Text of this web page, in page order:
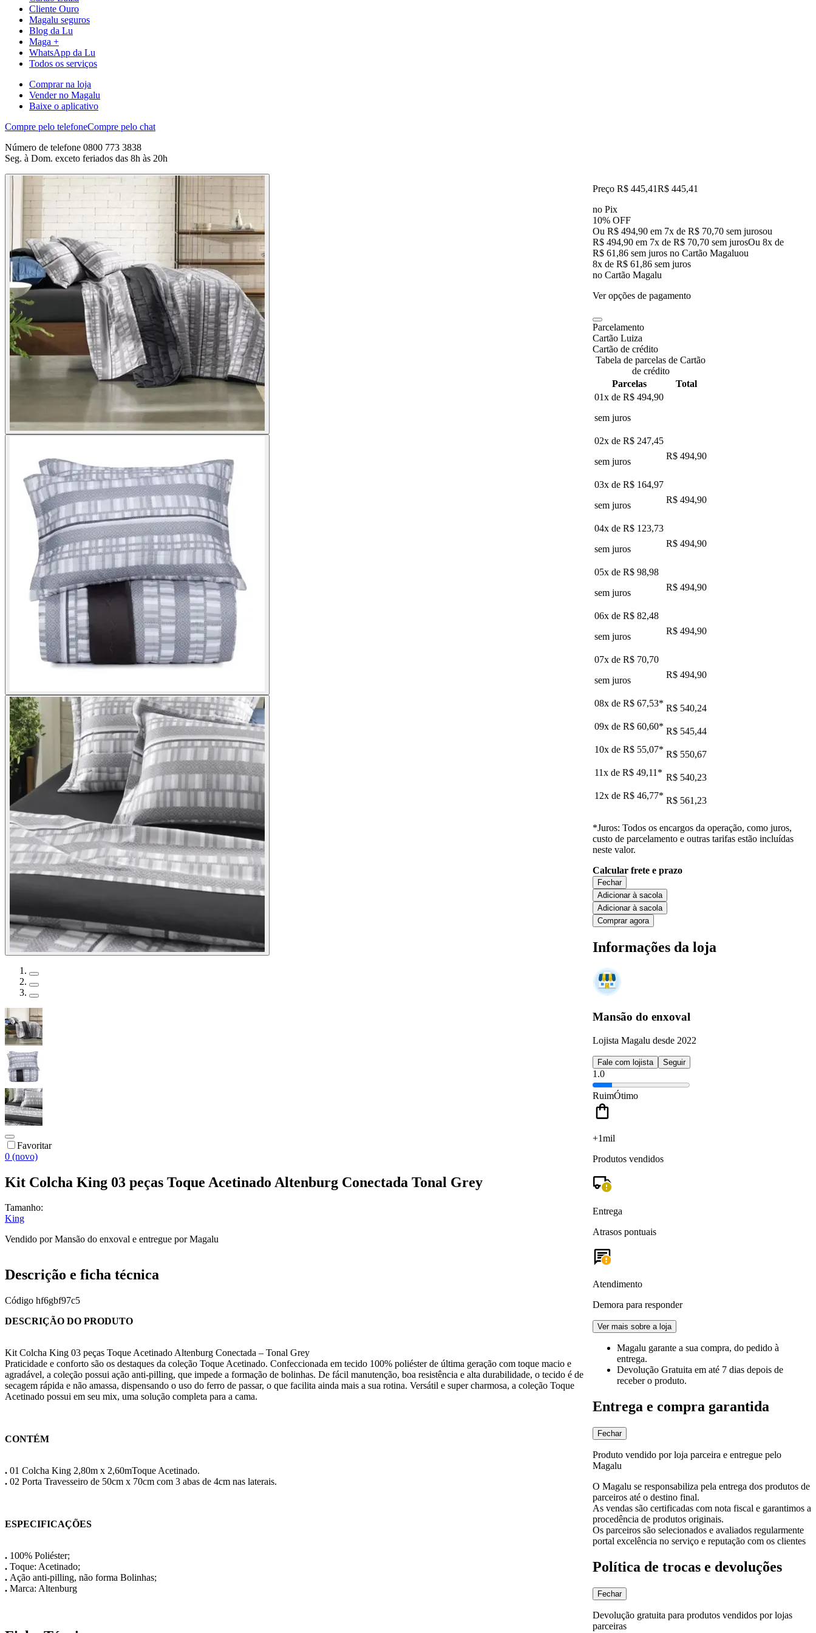
Cliente Ouro
Magalu seguros
Blog da Lu
Maga +
WhatsApp da Lu
Todos os serviços
Comprar na loja
Vender no Magalu
Baixe o aplicativo
Compre pelo telefoneCompre pelo chat
Número de telefone 0800 773 3838
Seg. à Dom. exceto feriados das 8h às 20h
Favoritar
0 (novo)
Kit Colcha King 03 peças Toque Acetinado Altenburg Conectada Tonal Grey
Tamanho:
King
Vendido porMansão do enxoval e entregue por Magalu
Preço R$ 445,41R$ 445,41
no Pix
10% OFF
Ou R$ 494,90 em 7x de R$ 70,70 sem jurosou
R$ 494,90 em 7x de R$ 70,70 sem jurosOu 8x de
R$ 61,86 sem juros no Cartão Magaluou
8x de R$ 61,86 sem juros
no Cartão Magalu
Ver opções de pagamento
Parcelamento
Cartão Luiza
Cartão de crédito
Tabela de parcelas de Cartão
de crédito
Parcelas
Total
01x de R$ 494,90
sem juros
02x de R$ 247,45
sem juros
R$ 494,90
03x de R$ 164,97
sem juros
R$ 494,90
04x de R$ 123,73
sem juros
R$ 494,90
05x de R$ 98,98
sem juros
R$ 494,90
06x de R$ 82,48
sem juros
R$ 494,90
07x de R$ 70,70
sem juros
R$ 494,90
08x de R$ 67,53* R$ 540,24
09x de R$ 60,60* R$ 545,44
10x de R$ 55,07* R$ 550,67
11x de R$ 49,11 * R$ 540,23
12x de R$ 46,77* R$ 561,23
*Juros: Todos os encargos da operação, como juros,
custo de parcelamento e outras tarifas estão incluídas
neste valor.
Calcular frete e prazo
Fechar
Adicionar à sacola
Adicionar à sacola
Comprar agora
Informações da loja
Mansão do enxoval
Lojista Magalu desde 2022
Fale com lojista Seguir
1.0
RuimÓtimo
+1mil
Produtos vendidos
Entrega
Atrasos pontuais
Atendimento
Demora para responder
Ver mais sobre a loja
Magalu garante a sua compra, do pedido à
entrega.
Devolução Gratuita em até 7 dias depois de
receber o produto.
Entrega e compra garantida
Fechar
Produto vendido por loja parceira e entregue pelo
Magalu
O Magalu se responsabiliza pela entrega dos produtos de
parceiros até o destino final.
As vendas são certificadas com nota fiscal e garantimos a
procedência de produtos originais.
Os parceiros são selecionados e avaliados regularmente
portal excelência no serviço e reputação com os clientes
Política de trocas e devoluções
Fechar
Devolução gratuita para produtos vendidos por lojas
parceiras
Descrição e ficha técnica
Código hf6gbf97c5
DESCRIÇÃO DO PRODUTO
Kit Colcha King 03 peças Toque Acetinado Altenburg Conectada – Tonal Grey
Praticidade e conforto são os destaques da coleção Toque Acetinado. Confeccionada em tecido 100% poliéster de última geração com toque macio e
agradável, a coleção possui ação anti-pilling, que impede a formação de bolinhas. De fácil manutenção, boa resistência e alta durabilidade, o tecido é de
secagem rápida e não amassa, dispensando o uso do ferro de passar, o que facilita ainda mais a sua rotina. Versátil e super charmosa, a coleção Toque
Acetinado possui em seu mix, uma solução completa para a cama.
CONTÉM
. 01 Colcha King 2,80m x 2,60mToque Acetinado.
. 02 Porta Travesseiro de 50cm x 70cm com 3 abas de 4cm nas laterais.
ESPECIFICAÇÕES
. 100% Poliéster;
. Toque: Acetinado;
. Ação anti-pilling, não forma Bolinhas;
. Marca: Altenburg